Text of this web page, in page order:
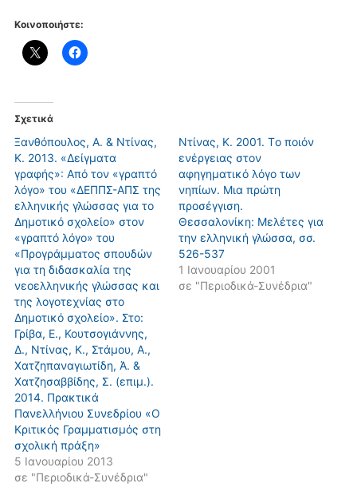
Κοινοποιήστε:
Σχετικά
Ξανθόπουλος, Α. & Ντίνας,
Κ. 2013. «Δείγματα
γραφής»: Από τον «γραπτό
λόγο» του «ΔΕΠΠΣ-ΑΠΣ της
ελληνικής γλώσσας για το
Δημοτικό σχολείο» στον
«γραπτό λόγο» του
«Προγράμματος σπουδών
για τη διδασκαλία της
νεοελληνικής γλώσσας και
της λογοτεχνίας στο
Δημοτικό σχολείο». Στο:
Γρίβα, Ε., Κουτσογιάννης,
Δ., Ντίνας, Κ., Στάμου, Α.,
Χατζηπαναγιωτίδη, Ά. &
Χατζησαββίδης, Σ. (επιμ.).
2014. Πρακτικά
Πανελλήνιου Συνεδρίου «Ο
Κριτικός Γραμματισμός στη
σχολική πράξη»
5 Ιανουαρίου 2013
σε "Περιοδικά-Συνέδρια"
Ντίνας, Κ. 2001. Tο ποιόν
ενέργειας στον
αφηγηματικό λόγο των
νηπίων. Mια πρώτη
προσέγγιση.
Θεσσαλονίκη: Mελέτες για
την ελληνική γλώσσα, σσ.
526-537
1 Ιανουαρίου 2001
σε "Περιοδικά-Συνέδρια"